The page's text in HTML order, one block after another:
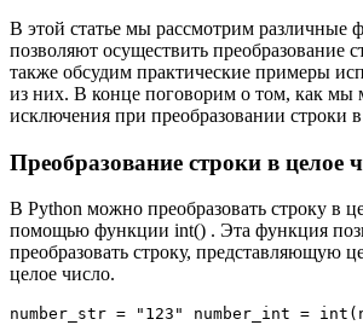
В этой статье мы рассмотрим различные
позволяют осуществить преобразование
также обсудим практические примеры
из них. В конце поговорим о том, как мы
исключения при преобразовании строки
Преобразование строки в целое
В Python можно преобразовать строку в
помощью функции int() . Эта функция
преобразовать строку, представляющую
целое число.
number_str = "123" number_int =